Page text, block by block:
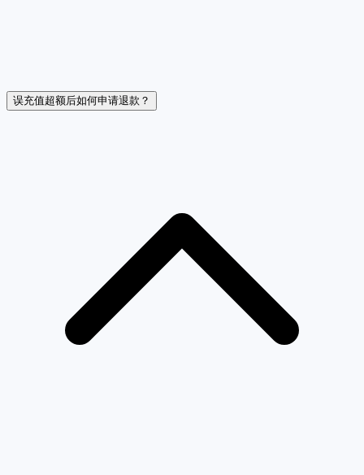
误充值超额后如何申请退款？